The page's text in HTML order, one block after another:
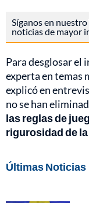
Síganos en nuestro
noticias de mayor
Para desglosar el
experta en temas
explicó en
no se han
las reglas de
rigurosidad de
Últimas Noticias